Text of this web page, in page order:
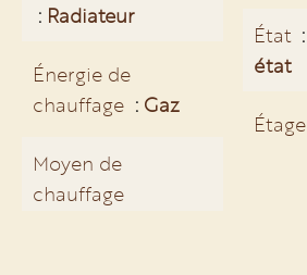
Radiateur
Énergie de
chauffage
Gaz
Moyen de
chauffage
État
état
Étage